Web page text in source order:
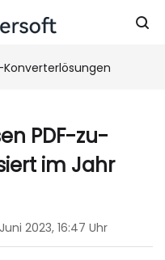
Konverterlösungen
PDF-zu-
im Jahr
2023, 16:47 Uhr